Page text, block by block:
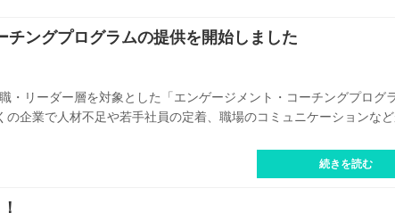
チングプログラムの提供を開始しました
・リーダー層を対象とした「エンゲージメント・コーチングプログ
企業で人材不足や若手社員の定着、職場のコミュニケーションなど
続きを読む